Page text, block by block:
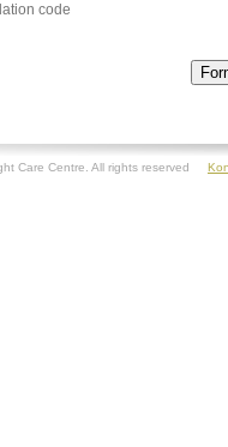
code
Care Centre. All rights reserved